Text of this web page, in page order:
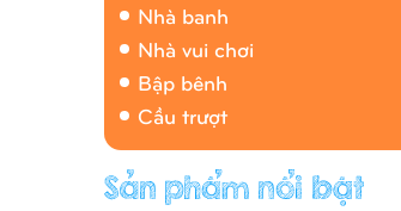
Nhà banh
Nhà vui chơi
Bập bênh
Cầu trượt
Hàng rào/nhà banh 9H5412